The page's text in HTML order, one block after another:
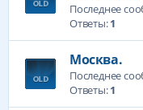
Последнее
Ответы:1
Москва.
Последнее
Ответы:1